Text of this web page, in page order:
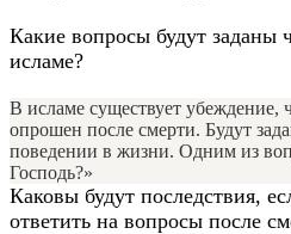
Какие вопросы будут заданы
исламе?
В исламе существует убеждение,
опрошен после смерти. Будут
поведении в жизни. Одним из
Господь?»
Каковы будут последствия,
ответить на вопросы после